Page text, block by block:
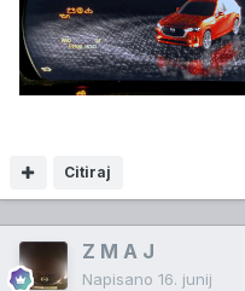
Citiraj
Z M A J
Napisano 16. junij